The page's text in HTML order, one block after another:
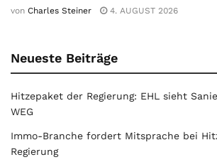
von Charles Steiner 4. AUGUST 2026
Neueste Beiträge
Hitzepaket der Regierung: EHL sieht
WEG
Immo-Branche fordert Mitsprache bei
Regierung